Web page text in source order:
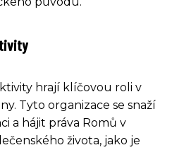
hrají klíčovou roli v
Tyto organizace se snaží
a hájit práva Romů v
života, jako je